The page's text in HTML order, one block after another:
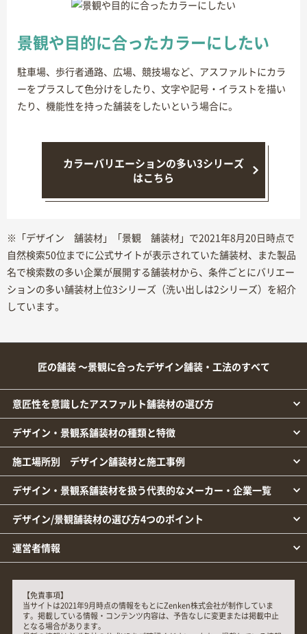
景観や目的に合ったカラーにしたい
駐車場、歩行者通路、広場、競技場など、アスファルトにカラ
ーをプラスして色分けをしたり、文字や記号・イラストを描い
たり、機能性を持った舗装をしたいという場合に。
カラーバリエーションの多い3シリーズ
はこちら
※「デザイン 舗装材」「景観 舗装材」で2021年8月20日時点で
自然検索50位までに公式サイトが表示されていた舗装材、また製品
名で検索数の多い企業が展開する舗装材から、条件ごとにバリエー
ションの多い舗装材上位3シリーズ（洗い出しは2シリーズ）を紹介
しています。
匠の舗装 ～景観に合ったデザイン舗装・工法のすべて
意匠性を意識したアスファルト舗装材の選び方
デザイン・景観系舗装材の種類と特徴
施工場所別 デザイン舗装材と施工事例
デザイン・景観系舗装材を扱う代表的なメーカー・企業一覧
デザイン/景観舗装材の選び方4つのポイント
運営者情報
【免責事項】
当サイトは2021年9月時点の情報をもとにZenken株式会社が制作していま
す。掲載している情報・コンテンツ内容は、予告なしに変更または掲載中止
となる場合があります。